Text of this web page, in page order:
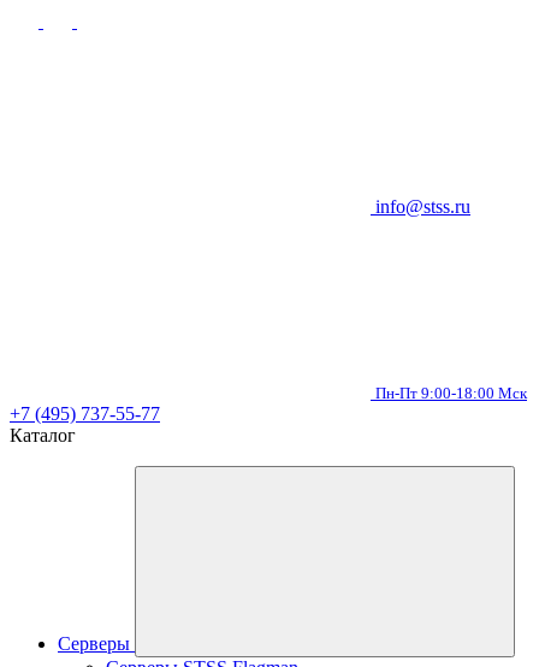
info@stss.ru
Пн-Пт 9:00-18:00 Мск
+7 (495) 737-55-77
Каталог
Серверы